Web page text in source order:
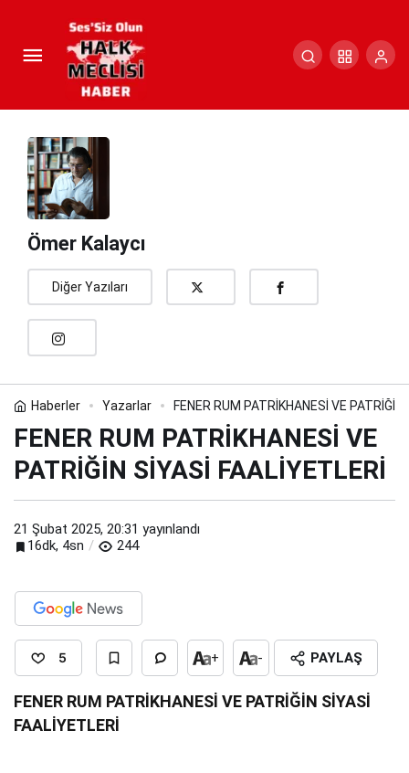
Ömer Kalaycı
Diğer Yazıları
Haberler Yazarlar FENER RUM PATRİKHANESİ VE
FENER RUM PATRİKHANESİ VE
PATRİĞİN SİYASİ FAALİYETLERİ
21 Şubat 2025, 20:31 yayınlandı
16dk, 4sn
244
5 + - PAYLAŞ
FENER RUM PATRİKHANESİ VE PATRİĞİN SİYASİ
FAALİYETLERİ
FENER RUM PATRİKHANESİ VE
PATRİĞİN SİYASİ FAALİYETLERİ
Yorum Yap